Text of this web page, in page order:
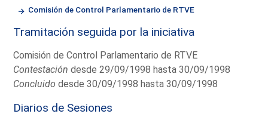
Comisión de Control Parlamentario de RTVE
Tramitación seguida por la iniciativa
Comisión de Control Parlamentario de RTVE
Contestación desde 29/09/1998 hasta 30/09/1998
Concluido desde 30/09/1998 hasta 30/09/1998
Diarios de Sesiones